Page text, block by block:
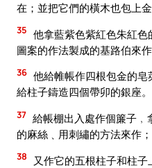
在；並把它們的橫木也包上金
35 他拿藍紫色紫紅色朱紅
圖案的作法製成的基路伯來作
36 他給帷帳作四根包金的
給柱子鑄造四個帶卯的銀座。
37 給帳棚出入處作個簾子
的麻絲﹑用刺繡的方法來作；
38
又作它的五根柱子和柱